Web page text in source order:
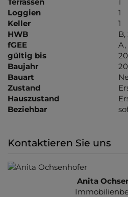
Loggien
1
Keller
1
HWB
fGEE
A,
gültig bis
Baujahr
Bauart
Zustand
Hauszustand
Beziehbar
Kontaktieren Sie uns
Anita